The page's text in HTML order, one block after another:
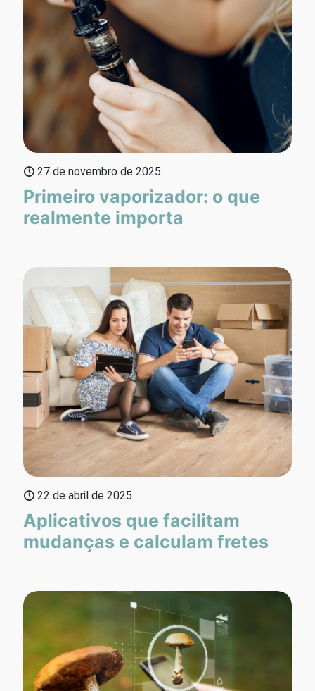
27 de novembro de 2025
Primeiro vaporizador: o que
realmente importa
22 de abril de 2025
Aplicativos que facilitam
mudanças e calculam fretes